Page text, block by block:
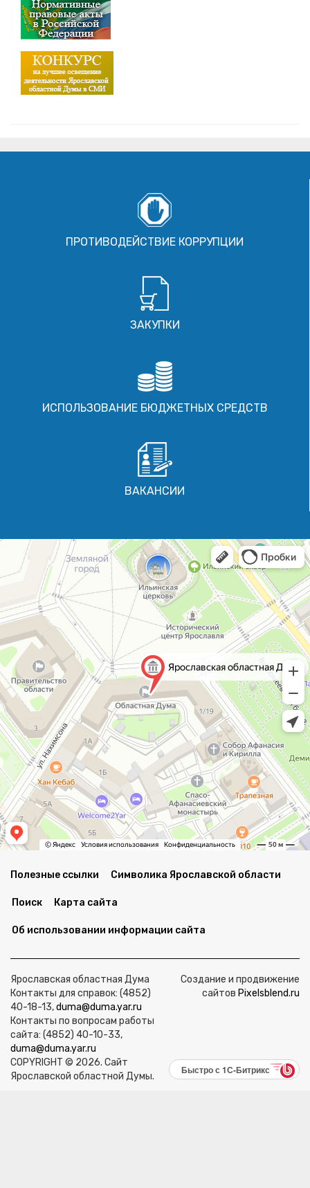
ПРОТИВОДЕЙСТВИЕ КОРРУПЦИИ
ЗАКУПКИ
ИСПОЛЬЗОВАНИЕ БЮДЖЕТНЫХ СРЕДСТВ
ВАКАНСИИ
Полезные ссылки Символика Ярославской области
Поиск Карта сайта
Об использовании информации сайта
Ярославская областная Дума
Контакты для справок: (4852)
40-18-13,duma@duma.yar.ru
Контакты по вопросам работы
сайта: (4852) 40-10-33,
duma@duma.yar.ru
COPYRIGHT © 2026. Сайт
Ярославской областной Думы.
Создание и продвижение
сайтов Pixelsblend.ru
Быстро с 1С-Битрикс